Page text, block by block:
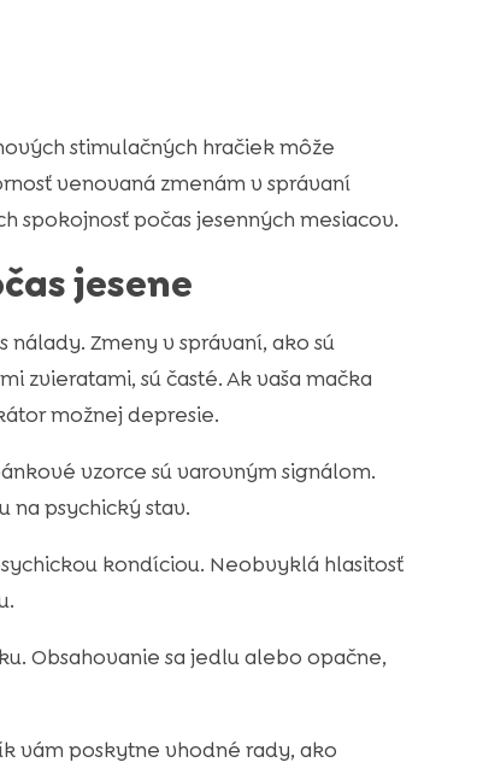
stimulačných hračiek môže
venovaná zmenám v správaní
spokojnosť počas jesenných mesiacov.
jesene
Zmeny v správaní, ako sú
zvieratami, sú časté. Ak vaša mačka
možnej depresie.
vzorce sú varovným signálom.
na psychický stav.
kondíciou. Neobvyklá hlasitosť
Obsahovanie sa jedlu alebo opačne,
vám poskytne vhodné rady, ako